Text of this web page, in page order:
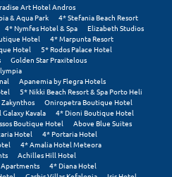
Art Hotel Andros
& Aqua Park
4* Stefania Beach Resort
4* Nymfes Hotel & Spa
Elizabeth Studios
Hotel
4* Marpunta Resort
Hotel
5* Rodos Palace Hotel
Golden Star Praxitelous
Apanemia by Flegra Hotels
5* Nikki Beach Resort & Spa Porto Heli
Oniropetra Boutique Hotel
Kavala
4* Dioni Boutique Hotel
Boutique Hotel
Above Blue Suites
Hotel
4* Portaria Hotel
4* Amalia Hotel Meteora
Achilles Hill Hotel
4* Diana Hotel